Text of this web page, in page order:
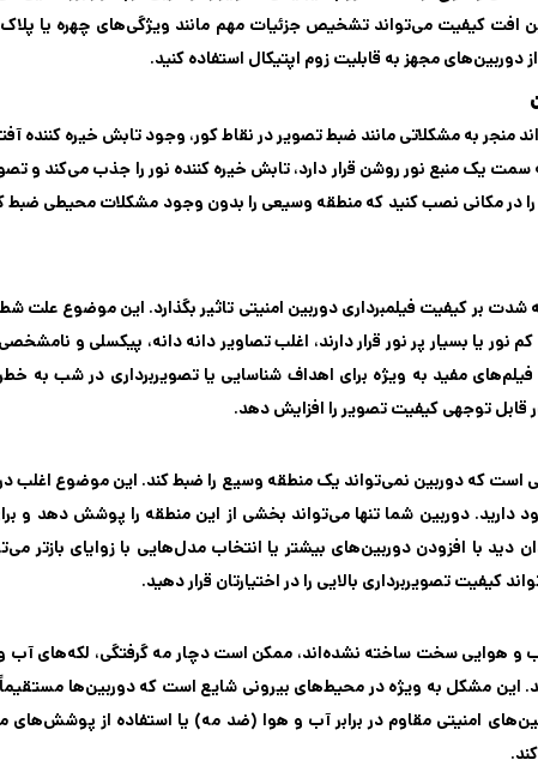
افت کیفیت می‌تواند تشخیص جزئیات مهم مانند ویژگی‌های چهره یا پلاک
مجهز به قابلیت زوم اپتیکال استفاده کنید.
به مشکلاتی مانند ضبط تصویر در نقاط کور، وجود تابش خیره کننده
سمت یک منبع نور روشن قرار دارد، تابش خیره کننده نور را جذب می‌کند و
را در مکانی نصب کنید که منطقه وسیعی را بدون وجود مشکلات محیطی ضبط
شدت بر کیفیت فیلمبرداری دوربین امنیتی تاثیر بگذارد. این موضوع
نور یا بسیار پر نور قرار دارند، اغلب تصاویر دانه دانه، پیکسلی و
فیلم‌های مفید به ویژه برای اهداف شناسایی یا تصویربرداری در شب به
قابل توجهی کیفیت تصویر را افزایش دهد.
است که دوربین نمی‌تواند یک منطقه وسیع را ضبط کند. این موضوع اغلب
دارید. دوربین شما تنها می‌تواند بخشی از این منطقه را پوشش دهد و
با افزودن دوربین‌های بیشتر یا انتخاب مدل‌هایی با زوایای بازتر
کیفیت تصویربرداری بالایی را در اختیارتان قرار دهید.
و هوایی سخت ساخته نشده‌اند، ممکن است دچار مه گرفتگی، لکه‌های آب
این مشکل به ویژه در محیط‌های بیرونی شایع است که دوربین‌ها مستقیماً
امنیتی مقاوم در برابر آب و هوا (ضد مه) یا استفاده از پوشش‌های